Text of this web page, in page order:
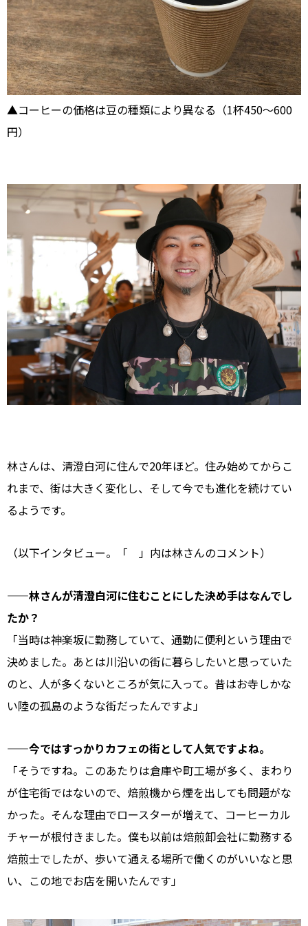
▲コーヒーの価格は豆の種類により異なる（1杯450〜600
円）
林さんは、清澄白河に住んで20年ほど。住み始めてからこ
れまで、街は大きく変化し、そして今でも進化を続けてい
るようです。
（以下インタビュー。「 」内は林さんのコメント）
——林さんが清澄白河に住むことにした決め手はなんでし
たか？
「当時は神楽坂に勤務していて、通勤に便利という理由で
決めました。あとは川沿いの街に暮らしたいと思っていた
のと、人が多くないところが気に入って。昔はお寺しかな
い陸の孤島のような街だったんですよ」
——今ではすっかりカフェの街として人気ですよね。
「そうですね。このあたりは倉庫や町工場が多く、まわり
が住宅街ではないので、焙煎機から煙を出しても問題がな
かった。そんな理由でロースターが増えて、コーヒーカル
チャーが根付きました。僕も以前は焙煎卸会社に勤務する
焙煎士でしたが、歩いて通える場所で働くのがいいなと思
い、この地でお店を開いたんです」